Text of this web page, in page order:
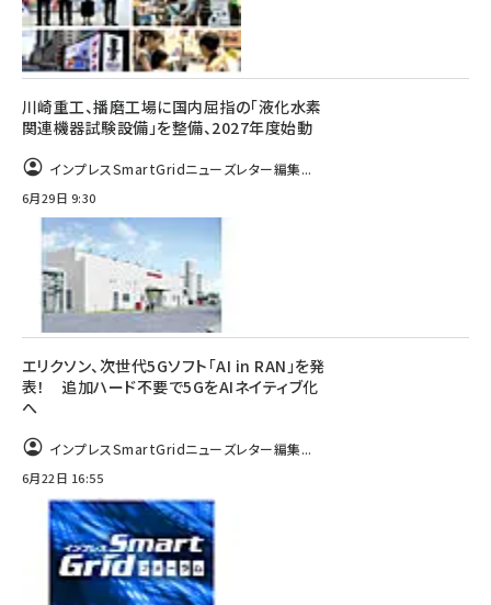
川崎重工、播磨工場に国内屈指の「液化水素
関連機器試験設備」を整備、2027年度始動
インプレスSmartGridニューズレター編集...
6月29日 9:30
エリクソン、次世代5Gソフト「AI in RAN」を発
表！ 追加ハード不要で5GをAIネイティブ化
へ
インプレスSmartGridニューズレター編集...
6月22日 16:55